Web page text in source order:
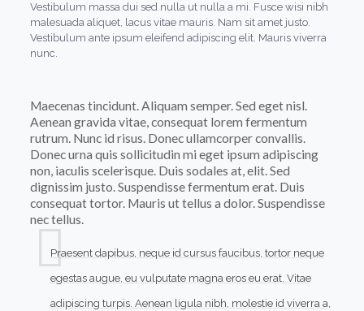
Vestibulum massa dui sed nulla ut nulla a mi. Fusce wisi nibh
malesuada aliquet, lacus vitae mauris. Nam sit amet justo.
Vestibulum ante ipsum eleifend adipiscing elit. Mauris viverra
nunc.
Maecenas tincidunt. Aliquam semper. Sed eget nisl.
Aenean gravida vitae, consequat lorem fermentum
rutrum. Nunc id risus. Donec ullamcorper convallis.
Donec urna quis sollicitudin mi eget ipsum adipiscing
non, iaculis scelerisque. Duis sodales at, elit. Sed
dignissim justo. Suspendisse fermentum erat. Duis
consequat tortor. Mauris ut tellus a dolor. Suspendisse
nec tellus.
Praesent dapibus, neque id cursus faucibus, tortor neque
egestas augue, eu vulputate magna eros eu erat. Vitae
adipiscing turpis. Aenean ligula nibh, molestie id viverra a,